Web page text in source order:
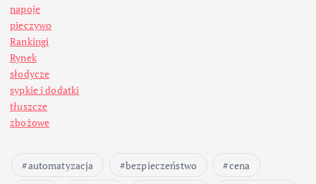
napoje
pieczywo
Rankingi
Rynek
słodycze
sypkie i dodatki
tłuszcze
zbożowe
automatyzacja bezpieczeństwo
cena